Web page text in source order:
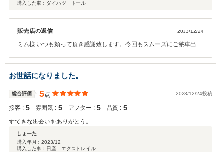
購入した車：ダイハツ トール
販売店の返信 2023/12/24
ミム様 いつも頼って頂き感謝致します。今回もスムーズにご納車出来
カーライフをお楽しみください。いつもありがとうございます！！
お世話になりました。
総合評価 5点 2023/12/24投稿
接客 : 5 雰囲気 : 5 アフター : 5 品質 : 5
すてきな出会いをありがとう。
しょーた
購入年月： 2023/12
購入した車：日産 エクストレイル